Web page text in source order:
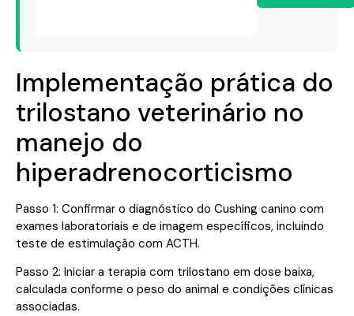
Implementação prática do
trilostano veterinário no
manejo do
hiperadrenocorticismo
Passo 1: Confirmar o diagnóstico do Cushing canino com
exames laboratoriais e de imagem específicos, incluindo
teste de estimulação com ACTH.
Passo 2: Iniciar a terapia com trilostano em dose baixa,
calculada conforme o peso do animal e condições clínicas
associadas.